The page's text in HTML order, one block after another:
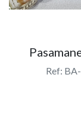
Ref: